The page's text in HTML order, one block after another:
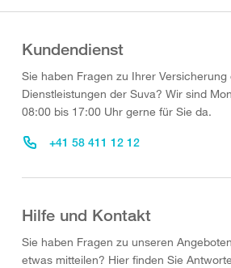
Kundendienst
Sie haben Fragen zu Ihrer Versicherung
Dienstleistungen der Suva? Wir sind
08:00 bis 17:00 Uhr gerne für Sie da.
+41 58 411 12 12
Hilfe und Kontakt
Sie haben Fragen zu unseren
etwas mitteilen? Hier finden Sie